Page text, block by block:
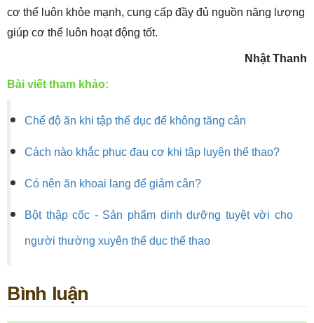
cơ thể luôn khỏe mạnh, cung cấp đầy đủ nguồn năng lượng
giúp cơ thể luôn hoạt động tốt.
Nhật Thanh
Bài viết tham khảo:
Chế độ ăn khi tập thể dục để không tăng cân
Cách nào khắc phục đau cơ khi tập luyện thể thao?
Có nên ăn khoai lang để giảm cân?
Bột thập cốc - Sản phẩm dinh dưỡng tuyệt vời cho
người thường xuyên thể dục thể thao
Bình luận